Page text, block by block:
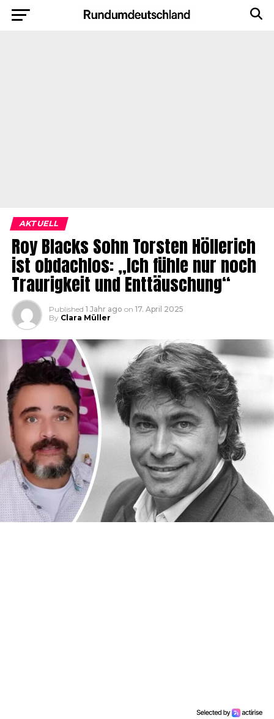
AKTUELL
Roy Blacks Sohn Torsten Höllerich
ist obdachlos: „Ich fühle nur noch
Traurigkeit und Enttäuschung“
Published 1 Jahr ago on 17. April 2025
By Clara Müller